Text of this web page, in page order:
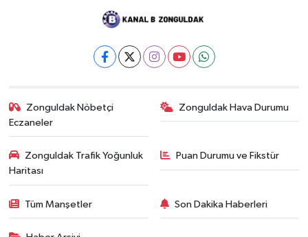
Zonguldak Nöbetçi
Eczaneler
Zonguldak Hava Durumu
Zonguldak Trafik Yoğunluk
Haritası
Puan Durumu ve Fikstür
Tüm Manşetler Son Dakika Haberleri